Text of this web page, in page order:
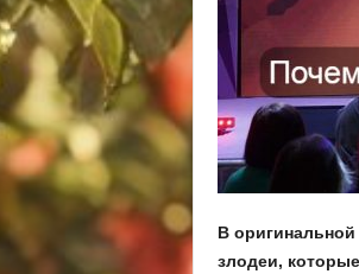
В оригинальной
злодеи,